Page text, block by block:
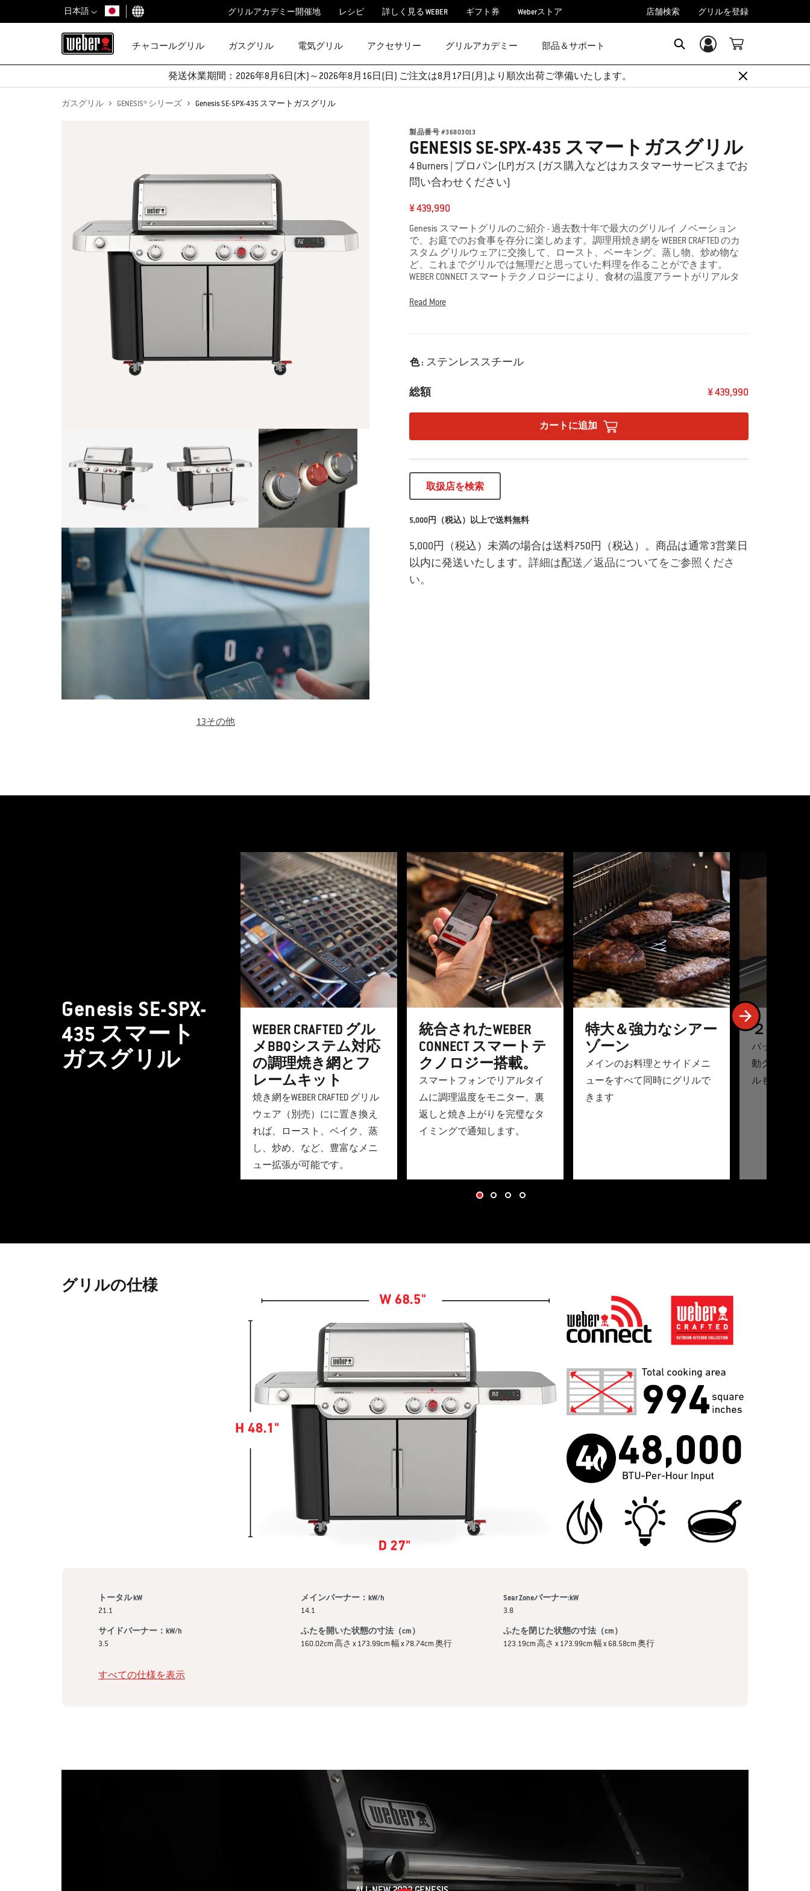
日本語
国を選択
グリルアカデミー開催地 レシピ 詳しく見る WEBER ギフト券 Weberストア 店舗検索 グリルを登録
チャコールグリル ガスグリル 電気グリル アクセサリー グリルアカデミー 部品＆サポート ログイン／登録
発送休業期間：2026年8月6日(木)～2026年8月16日(日) ご注文は8月17日(月)より順次出荷ご準備いたします。
ガスグリル GENESIS® シリーズ Genesis SE-SPX-435 スマートガスグリル
13その他
製品番号 #36803013
GENESIS SE-SPX-435 スマートガスグリル
4 Burners | プロパン(LP)ガス (ガス購入などはカスタマーサービスまでお
問い合わせください)
¥ 439,990
Genesis スマートグリルのご紹介 - 過去数十年で最大のグリルイ ノベーション
で、お庭でのお食事を存分に楽しめます。調理用焼き網を WEBER CRAFTED のカ
スタム グリルウェアに交換して、ロースト、ベーキング、蒸し物、炒め物な
ど、これまでグリルでは無理だと思っていた料理を作ることができます。
WEBER CONNECT スマートテクノロジーにより、食材の温度アラートがリアルタ
イミングを通知
• グリルの表面全体を照らす NIGHTVISION LED 照明付き。リモコンのノブ照明と
組み合わせると、夜間の視認性が向上
• スモークボックス（ウォータートレイ付き）
Read More
Color
色 : ステンレススチール
総額 ¥ 439,990
カートに追加
取扱店を検索
5,000円（税込）以上で送料無料
5,000円（税込）未満の場合は送料750円（税込）。商品は通常3営業日
以内に発送いたします。 詳細は配送／返品についてをご参照くださ
い。
Genesis SE-SPX-
435 スマート
ガスグリル
これは製品リストのバナーカルーセルです。「次へ」および「前へ」ボタンでナビゲートするか、スライドドットをクリックしてス
WEBER CRAFTED グル
メBBQシステム対応
の調理焼き網とフ
レームキット
焼き網をWEBER CRAFTED グリル
ウェア（別売）にに置き換え
れば、ロースト、ベイク、蒸
し、炒め、など、豊富なメニ
ュー拡張が可能です。
統合されたWEBER
CONNECT スマートテ
クノロジー搭載。
スマートフォンでリアルタイ
ムに調理温度をモニター。裏
返しと焼き上がりを完璧なタ
イミングで通知します。
特大＆強力なシアー
ゾーン
メインのお料理とサイドメニ
ューをすべて同時にグリルで
きます
２つの
バックライト
動グリル照
ルもお任せ
グリルの仕様
トータル kW
21.1
メインバーナー：kW/h
14.1
Sear Zoneバーナー:kW
3.8
サイドバーナー：kW/h
3.5
ふたを開いた状態の寸法（cm）
160.02cm 高さ x 173.99cm 幅 x 78.74cm 奥行
ふたを閉じた状態の寸法（cm）
123.19cm 高さ x 173.99cm 幅 x 68.58cm 奥行
すべての仕様を表示